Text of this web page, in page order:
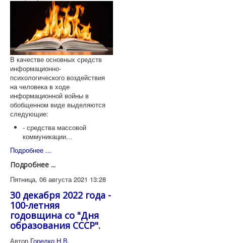
В качестве основных средств
информационно-
психологического воздействия
на человека в ходе
информационной войны в
обобщенном виде выделяются
следующие:
- средства массовой
коммуникации...
Подробнее ...
Подробнее ...
Пятница, 06 августа 2021 13:28
30 декабря 2022 года -
100-летняя
годовщина со "Дня
образования СССР".
Автор Горелко Н.В.